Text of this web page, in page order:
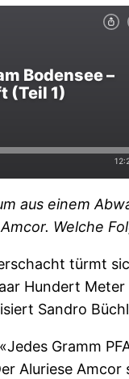
aus einem
Welche
türmt
Hundert
Sandro
Gramm
Aluriese